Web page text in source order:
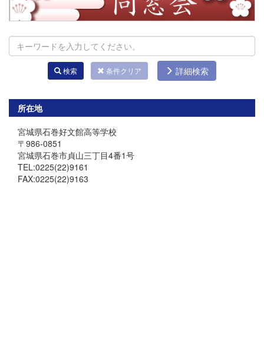
検索 条件クリア 詳細検索
所在地
宮城県石巻好文館高等学校
〒986-0851
宮城県石巻市貞山三丁目4番1号
TEL:0225(22)9161
FAX:0225(22)9163